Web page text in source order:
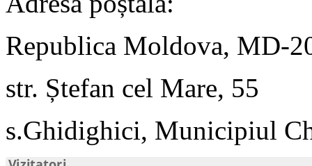
Republica Moldova, MD-
str. Ștefan cel Mare, 55
s.Ghidighici, Municipiul